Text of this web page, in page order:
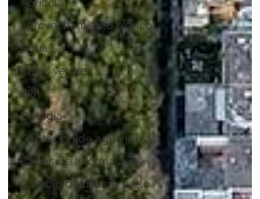
aprovechamiento hídrico
Agua
áreas verdes
BIM
Biología
Captación de agua pluvial
Capas de Información
Cambio de uso de suelo